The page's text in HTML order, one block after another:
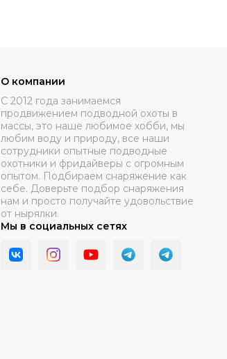
О компании
C 2012 года занимаемся
продвижением подводной охоты в
массы, это наше любимое хобби, мы
любим воду и природу, все наши
сотрудники опытные подводные
охотники и фридайверы с огромным
опытом. Подбираем снаряжение как
себе. Доверьте подбор снаряжения
нам и просто получайте удовольствие
от нырялки.
Мы в социальных сетях